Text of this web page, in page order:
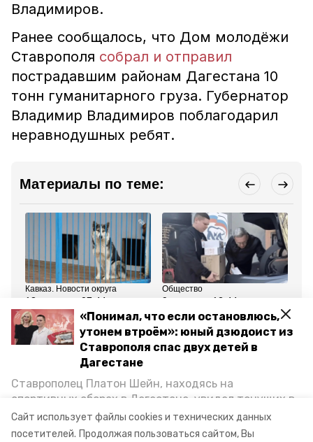
Сайт использует файлы cookies и технических данных
посетителей. Продолжая пользоваться сайтом, Вы
«Понимал, что если остановлюсь,
утонем втроём»: юный дзюдоист из
Ставрополя спас двух детей в
Дагестане
Ставрополец Платон Шейн, находясь на
спортивных сборах в Дегестане, увидел тонущих в
Каспийском море детей и бросился на помощь. По
возвращении домой, отважного мальчика
Владимиров.
Ранее сообщалось, что Дом молодёжи
Ставрополя собрал и отправил
пострадавшим районам Дагестана 10
тонн гуманитарного груза. Губернатор
Владимир Владимиров поблагодарил
неравнодушных ребят.
Материалы по теме:
Кавказ. Новости округа
13 апреля , 07:44
Животных из
подтопленного приюта в
Махачкале спас местный
житель
Общество
9 апреля , 12:44
Ставропольская
крайбольница
отправила
гуманитарную помощь
жителям Дагестана
Все новости
андроповский округ дагестан